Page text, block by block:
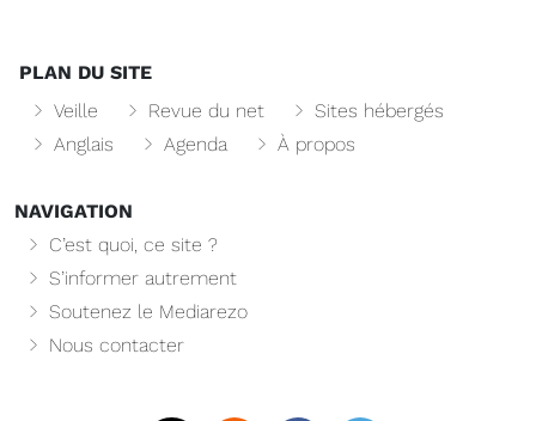
PLAN DU SITE
Veille
Revue du net
Sites hébergés
Anglais
Agenda À propos
NAVIGATION
C’est quoi, ce site ?
S’informer autrement
Soutenez le Mediarezo
Nous contacter